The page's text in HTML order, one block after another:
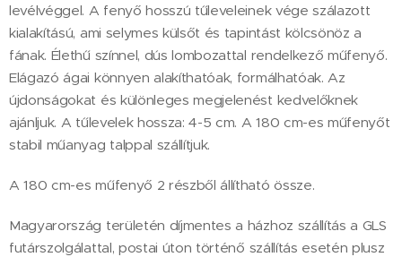
levélvéggel. A fenyő hosszú tűleveleinek vége szálazott
kialakítású, ami selymes külsőt és tapintást kölcsönöz a
fának. Élethű színnel, dús lombozattal rendelkező műfenyő.
Elágazó ágai könnyen alakíthatóak, formálhatóak. Az
újdonságokat és különleges megjelenést kedvelőknek
ajánljuk. A tűlevelek hossza: 4-5 cm. A 180 cm-es műfenyőt
stabil műanyag talppal szállítjuk.
A 180 cm-es műfenyő 2 részből állítható össze.
Magyarország területén díjmentes a házhoz szállítás a GLS
futárszolgálattal, postai úton történő szállítás esetén plusz